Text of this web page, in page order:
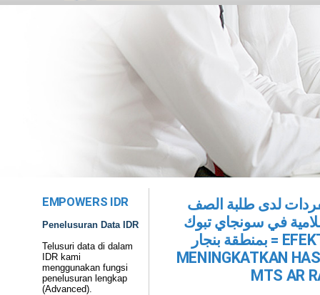
EMPOWERS IDR
Penelusuran Data IDR
Telusuri data di dalam
IDR kami
menggunakan fungsi
penelusuran lengkap
(Advanced).
لدى طلبة الصف
في سونجاي تبوك
بمنطقة بنجار = EFEKTIVITAS MEDIA GENIALY UNTUK
MENINGKATKAN
MTS AR